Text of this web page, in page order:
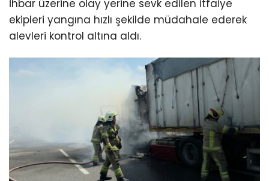
İhbar üzerine olay yerine sevk edilen itfaiye
ekipleri yangına hızlı şekilde müdahale ederek
alevleri kontrol altına aldı.